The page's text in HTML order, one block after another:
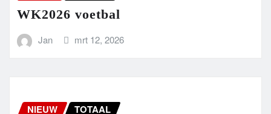
WK2026 voetbal
Jan mrt 12, 2026
NIEUW TOTAAL